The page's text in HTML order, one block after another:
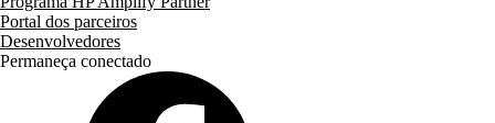
Portal dos parceiros
Desenvolvedores
Permaneça conectado